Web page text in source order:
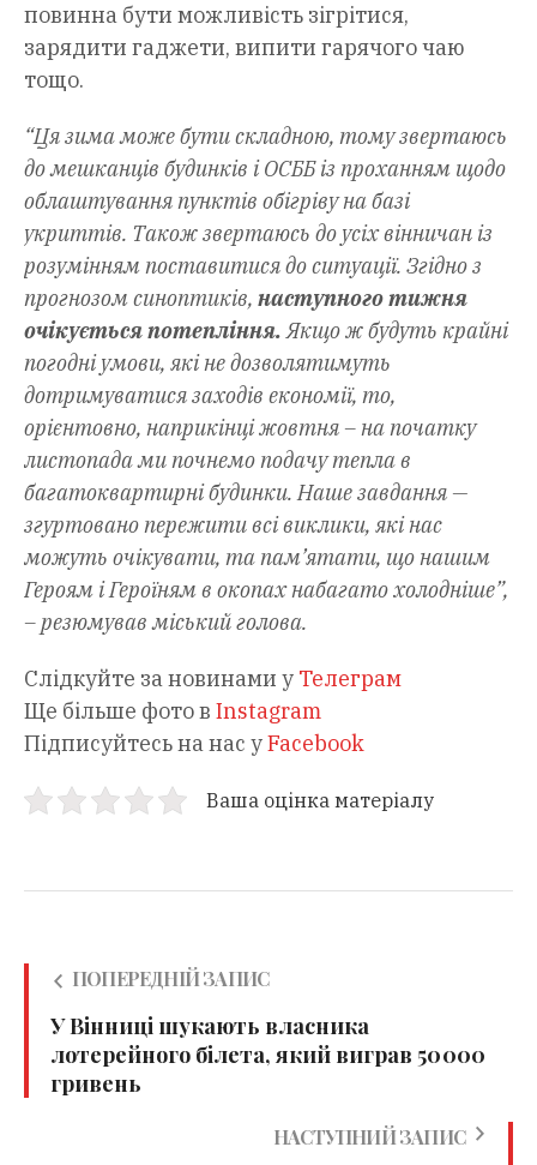
повинна бути можливість зігрітися,
зарядити гаджети, випити гарячого чаю
тощо.
“Ця зима може бути складною, тому звертаюсь
до мешканців будинків і ОСББ із проханням щодо
облаштування пунктів обігріву на базі
укриттів. Також звертаюсь до усіх вінничан із
розумінням поставитися до ситуації. Згідно з
прогнозом синоптиків, наступного тижня
очікується потепління.Якщо ж будуть крайні
погодні умови, які не дозволятимуть
дотримуватися заходів економії, то,
орієнтовно, наприкінці жовтня – на початку
листопада ми почнемо подачу тепла в
багатоквартирні будинки. Наше завдання —
згуртовано пережити всі виклики, які нас
можуть очікувати, та пам’ятати, що нашим
Героям і Героїням в окопах набагато холодніше”,
– резюмував міський голова.
Слідкуйте за новинами у Телеграм
Ще більше фото в Instagram
Підписуйтесь на нас уFacebook
Ваша оцінка матеріалу
ПОПЕРЕДНІЙ ЗАПИС
У Вінниці шукають власника
лотерейного білета, який виграв 50 000
гривень
НАСТУПНИЙ ЗАПИС